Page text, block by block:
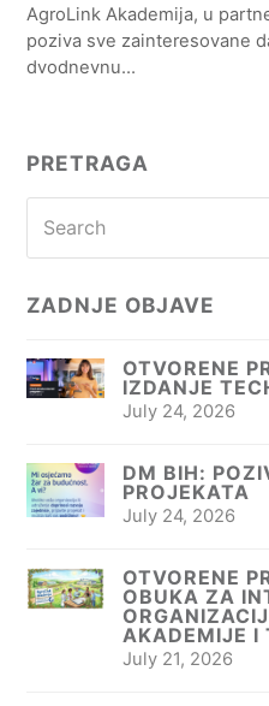
AgroLink Akademija, u
poziva sve zainteresovane
dvodnevnu…
PRETRAGA
ZADNJE OBJAVE
OTVORENE
IZDANJE
July 24, 2026
DM BIH:
PROJEKATA
July 24, 2026
OTVORENE
OBUKA ZA
AKADEMIJE I
July 21, 2026